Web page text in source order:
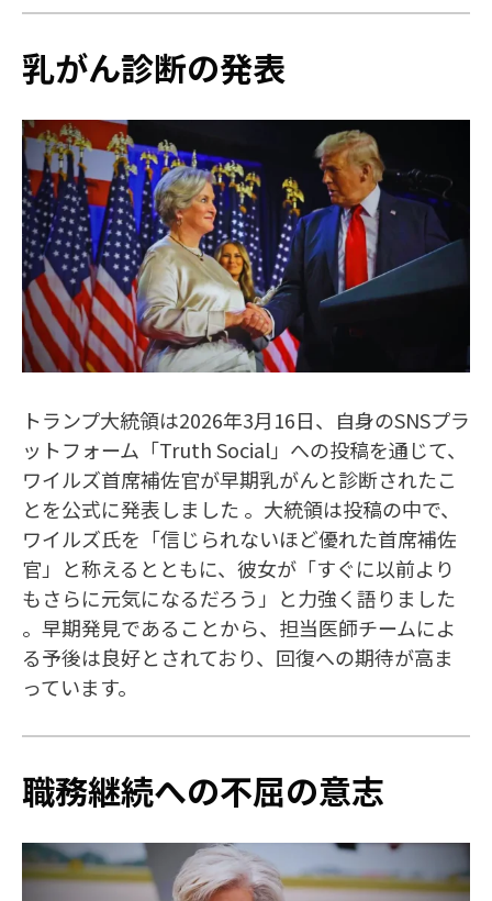
乳がん診断の発表
トランプ大統領は2026年3月16日、自身のSNSプラ
ットフォーム「Truth Social」への投稿を通じて、
ワイルズ首席補佐官が早期乳がんと診断されたこ
とを公式に発表しました 。大統領は投稿の中で、
ワイルズ氏を「信じられないほど優れた首席補佐
官」と称えるとともに、彼女が「すぐに以前より
もさらに元気になるだろう」と力強く語りました
。早期発見であることから、担当医師チームによ
る予後は良好とされており、回復への期待が高ま
っています。
職務継続への不屈の意志